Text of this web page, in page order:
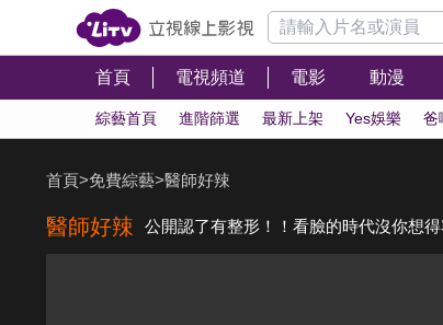
首頁 電視頻道 電影 動漫
綜藝首頁 進階篩選 最新上架 Yes娛樂 爸
首頁>免費綜藝>醫師好辣
醫師好辣 公開認了有整形！！看臉的時代沒你想